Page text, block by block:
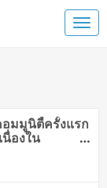
อมมูนิตี้ครั้งแรก
นื่องใน